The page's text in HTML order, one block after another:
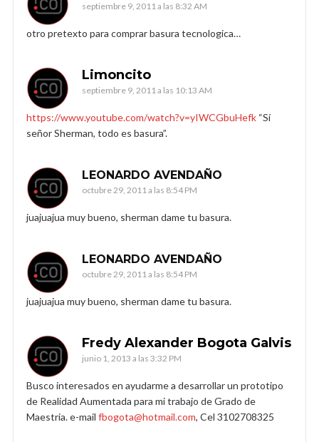
septiembre 9, 2011 a las 8:32 AM
otro pretexto para comprar basura tecnologica…
Limoncito
septiembre 9, 2011 a las 10:13 AM
https://www.youtube.com/watch?v=yIWCGbuHefk “Sí
señor Sherman, todo es basura”.
LEONARDO AVENDAÑO
octubre 29, 2011 a las 8:54 PM
juajuajua muy bueno, sherman dame tu basura.
LEONARDO AVENDAÑO
octubre 29, 2011 a las 8:54 PM
juajuajua muy bueno, sherman dame tu basura.
Fredy Alexander Bogota Galvis
junio 1, 2013 a las 3:32 PM
Busco interesados en ayudarme a desarrollar un prototipo
de Realidad Aumentada para mi trabajo de Grado de
Maestria. e-mail fbogota@hotmail.com, Cel 3102708325